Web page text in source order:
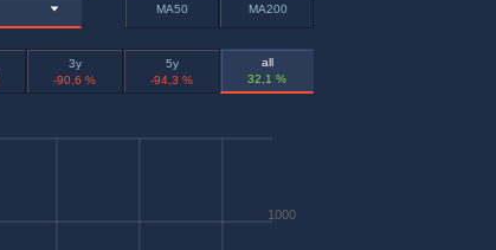
MA50 MA200
3y
-90,6 %
5y
-94,3 %
all
32,1 %
1000